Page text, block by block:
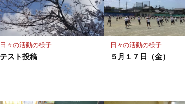
日々の活動の様子
テスト投稿
日々の活動の様子
５月１７日（金）